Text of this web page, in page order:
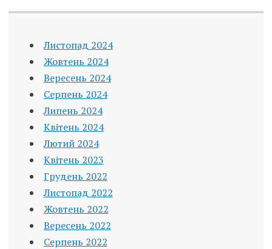
Листопад 2024
Жовтень 2024
Вересень 2024
Серпень 2024
Липень 2024
Квітень 2024
Лютий 2024
Квітень 2023
Грудень 2022
Листопад 2022
Жовтень 2022
Вересень 2022
Серпень 2022